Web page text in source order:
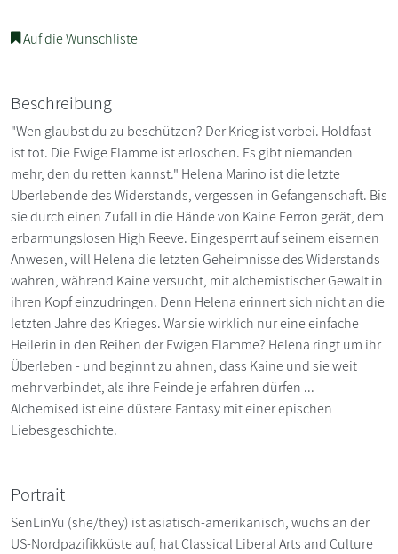
Auf die Wunschliste
Beschreibung
"Wen glaubst du zu beschützen? Der Krieg ist vorbei. Holdfast
ist tot. Die Ewige Flamme ist erloschen. Es gibt niemanden
mehr, den du retten kannst." Helena Marino ist die letzte
Überlebende des Widerstands, vergessen in Gefangenschaft. Bis
sie durch einen Zufall in die Hände von Kaine Ferron gerät, dem
erbarmungslosen High Reeve. Eingesperrt auf seinem eisernen
Anwesen, will Helena die letzten Geheimnisse des Widerstands
wahren, während Kaine versucht, mit alchemistischer Gewalt in
ihren Kopf einzudringen. Denn Helena erinnert sich nicht an die
letzten Jahre des Krieges. War sie wirklich nur eine einfache
Heilerin in den Reihen der Ewigen Flamme? Helena ringt um ihr
Überleben - und beginnt zu ahnen, dass Kaine und sie weit
mehr verbindet, als ihre Feinde je erfahren dürfen ...
Alchemised ist eine düstere Fantasy mit einer epischen
Liebesgeschichte.
Portrait
SenLinYu (she/they) ist asiatisch-amerikanisch, wuchs an der
US-Nordpazifikküste auf, hat Classical Liberal Arts and Culture